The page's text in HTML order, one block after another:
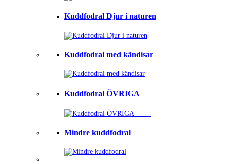
Kuddfodral Djur i naturen
Kuddfodral med kändisar
Kuddfodral ÖVRIGA ⠀⠀⠀
Mindre kuddfodral